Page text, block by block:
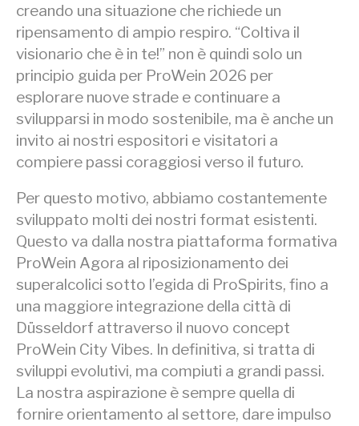
creando una situazione che richiede un
ripensamento di ampio respiro. “Coltiva il
visionario che è in te!” non è quindi solo un
principio guida per ProWein 2026 per
esplorare nuove strade e continuare a
svilupparsi in modo sostenibile, ma è anche un
invito ai nostri espositori e visitatori a
compiere passi coraggiosi verso il futuro.
Per questo motivo, abbiamo costantemente
sviluppato molti dei nostri format esistenti.
Questo va dalla nostra piattaforma formativa
ProWein Agora al riposizionamento dei
superalcolici sotto l’egida di ProSpirits, fino a
una maggiore integrazione della città di
Düsseldorf attraverso il nuovo concept
ProWein City Vibes. In definitiva, si tratta di
sviluppi evolutivi, ma compiuti a grandi passi.
La nostra aspirazione è sempre quella di
fornire orientamento al settore, dare impulso